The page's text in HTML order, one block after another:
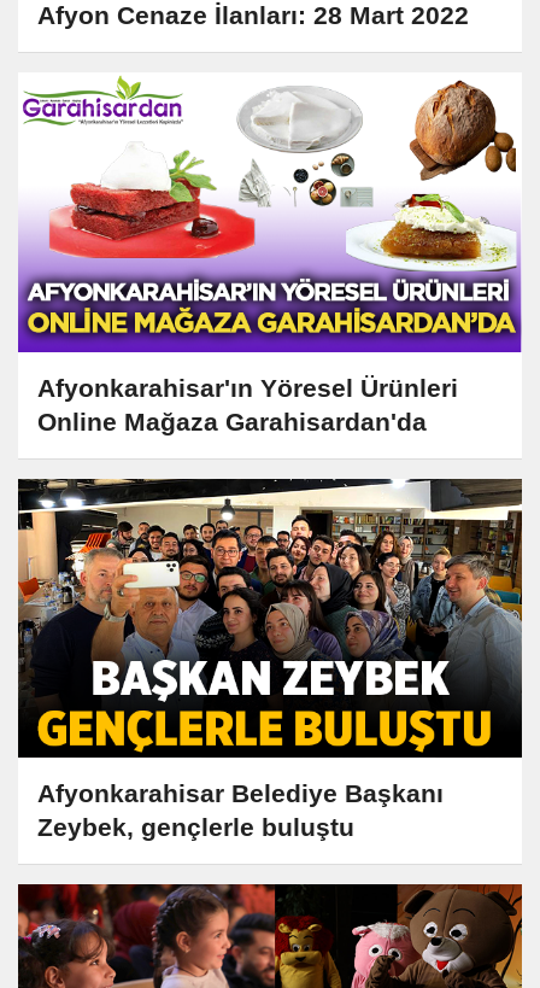
Afyon Cenaze İlanları: 28 Mart 2022
Afyonkarahisar'ın Yöresel Ürünleri
Online Mağaza Garahisardan'da
Afyonkarahisar Belediye Başkanı
Zeybek, gençlerle buluştu